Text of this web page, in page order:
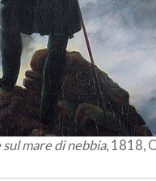
mare di nebbia, 1818,